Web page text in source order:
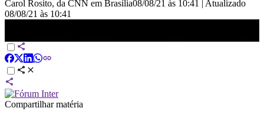
Carol Rosito, da CNN em Brasília08/08/21 às 10:41 | Atualizado
08/08/21 às 10:41
Compartilhar matéria